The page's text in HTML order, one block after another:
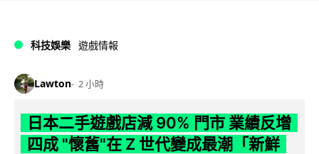
科技娛樂 遊戲情報
Lawton 2 小時
日本二手遊戲店減 90% 門市 業績反增
四成 "懷舊"在 Z 世代變成最潮「新鮮